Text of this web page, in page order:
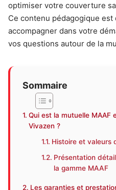
optimiser votre couverture
Ce contenu pédagogique est
accompagner dans votre
vos questions autour de la
Sommaire
Qui est la mutuelle MAAF
Vivazen ?
Histoire et valeurs
Présentation
la gamme MAAF
Les garanties et